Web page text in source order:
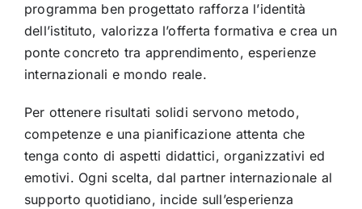
programma ben progettato rafforza l’identità
dell’istituto, valorizza l’offerta formativa e crea un
ponte concreto tra apprendimento, esperienze
internazionali e mondo reale.
Per ottenere risultati solidi servono metodo,
competenze e una pianificazione attenta che
tenga conto di aspetti didattici, organizzativi ed
emotivi. Ogni scelta, dal partner internazionale al
supporto quotidiano, incide sull’esperienza